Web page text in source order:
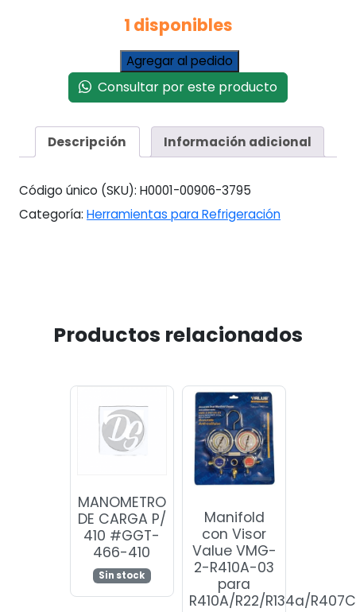
1 disponibles
EXPANSOR
A
PALANCA
cantidad
Agregar al pedido
Consultar por este producto
Descripción Información adicional
Código único (SKU): H0001-00906-3795
Categoría: Herramientas para Refrigeración
Productos relacionados
MANOMETRO
DE CARGA P/
410 #GGT-
466-410
Sin stock
Manifold
con Visor
Value VMG-
2-R410A-03
para
R410A/R22/R134a/R407C